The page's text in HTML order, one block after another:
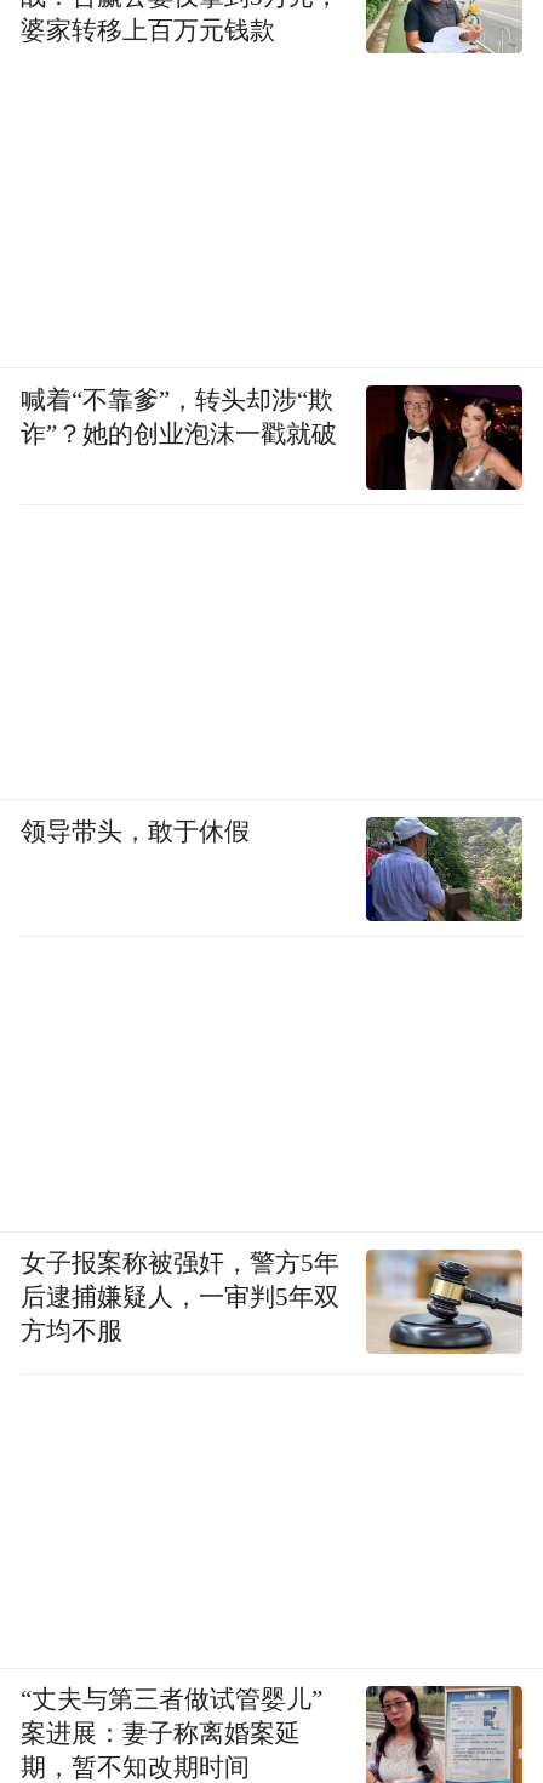
婆家转移上百万元钱款
喊着“不靠爹”，转头却涉“欺
诈”？她的创业泡沫一戳就破
领导带头，敢于休假
女子报案称被强奸，警方5年
后逮捕嫌疑人，一审判5年双
方均不服
“丈夫与第三者做试管婴儿”
案进展：妻子称离婚案延
期，暂不知改期时间